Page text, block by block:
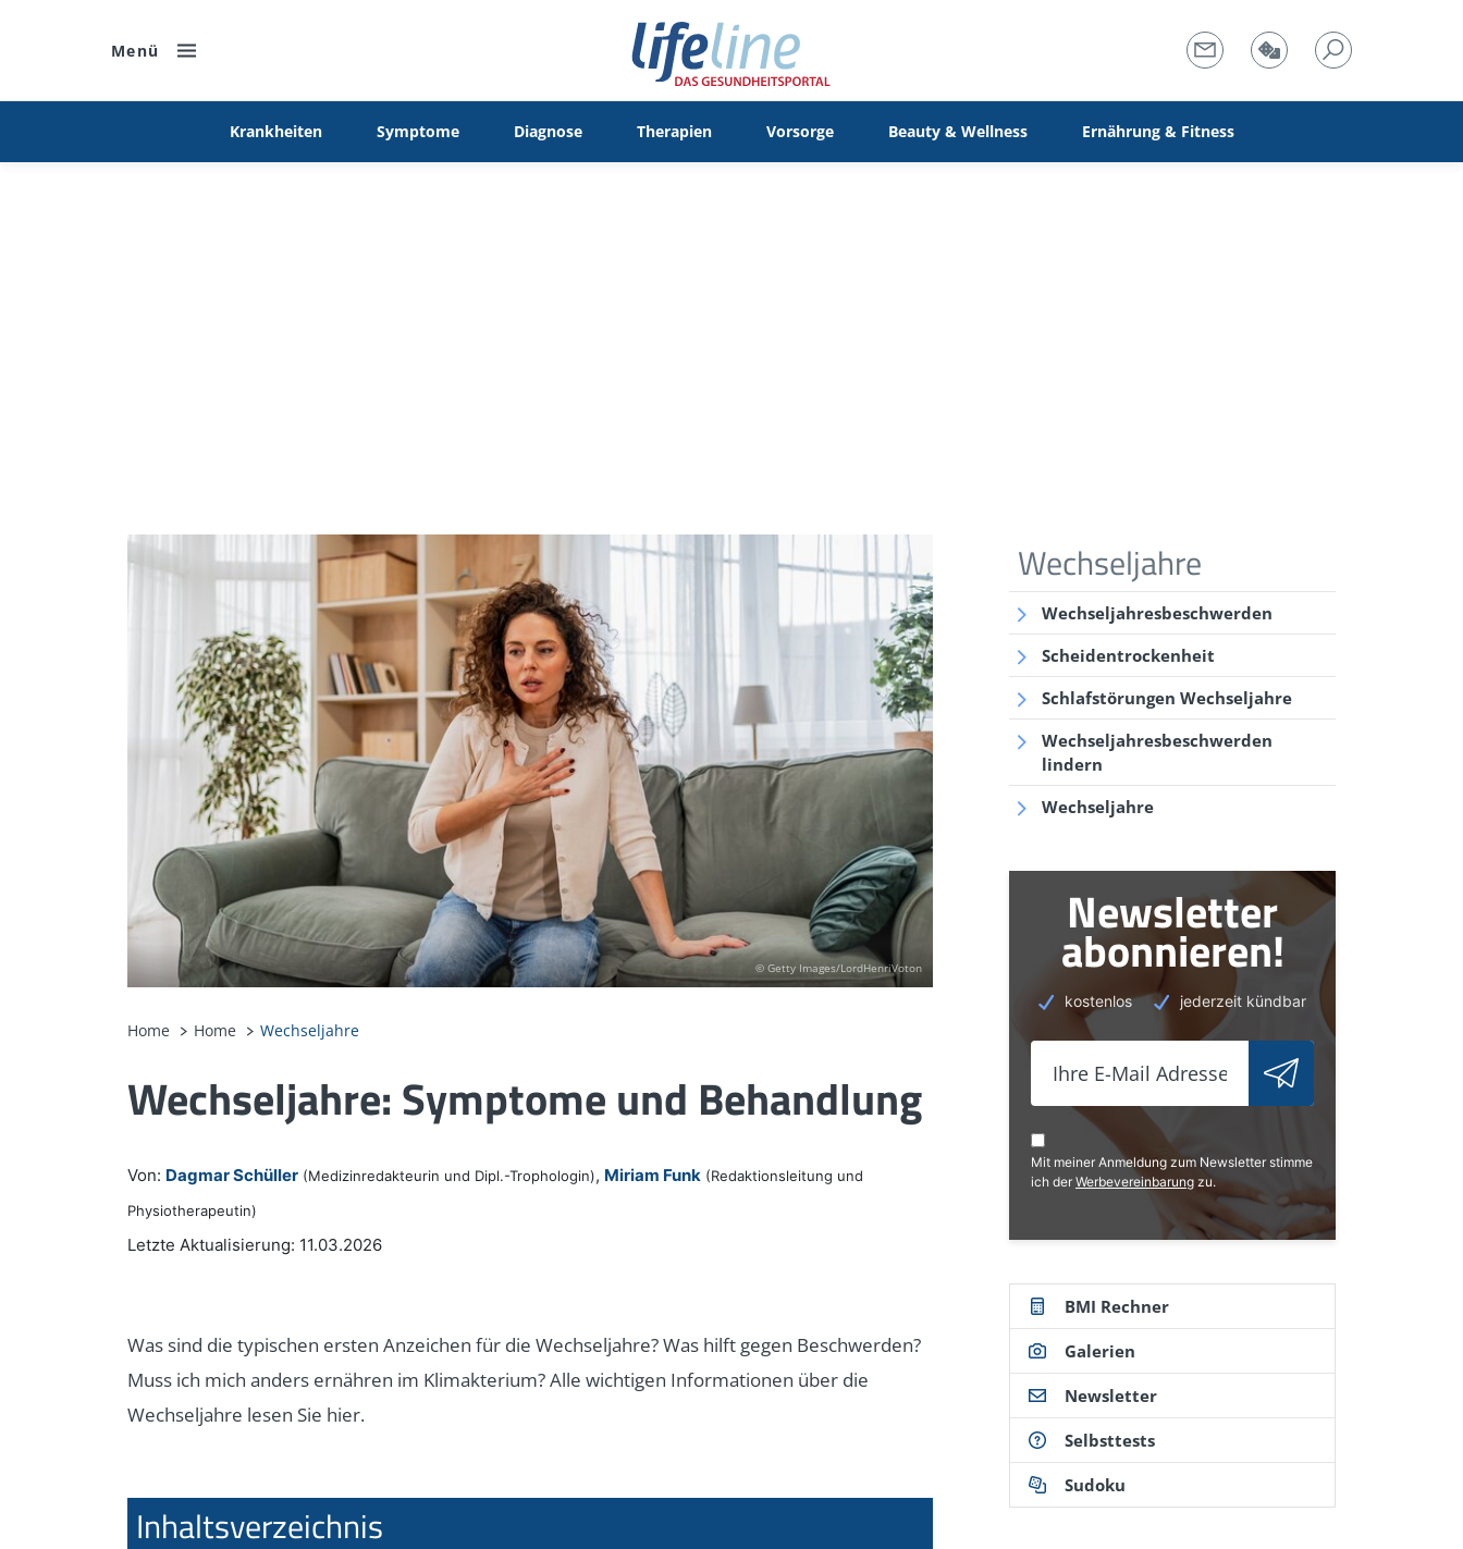
Menü
Krankheiten Symptome Diagnose Therapien Vorsorge Beauty & Wellness Ernährung & Fitness
© Getty Images/LordHenriVoton
Home Home Wechseljahre
Wechseljahre: Symptome und Behandlung
Von: Dagmar Schüller (Medizinredakteurin und Dipl.-Trophologin), Miriam Funk (Redaktionsleitung und
Physiotherapeutin)
Letzte Aktualisierung: 11.03.2026
Was sind die typischen ersten Anzeichen für die Wechseljahre? Was hilft gegen Beschwerden?
Muss ich mich anders ernähren im Klimakterium? Alle wichtigen Informationen über die
Wechseljahre lesen Sie hier.
Wechseljahre
Wechseljahresbeschwerden
Scheidentrockenheit
Schlafstörungen Wechseljahre
Wechseljahresbeschwerden
lindern
Wechseljahre
Newsletter
abonnieren!
kostenlos jederzeit kündbar
Mit meiner Anmeldung zum Newsletter stimme
ich der Werbevereinbarung zu.
BMI Rechner
Galerien
Newsletter
Selbsttests
Sudoku